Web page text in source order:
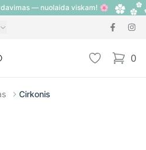
— nuolaida viskam! 🌸
0
items
Cirkonis